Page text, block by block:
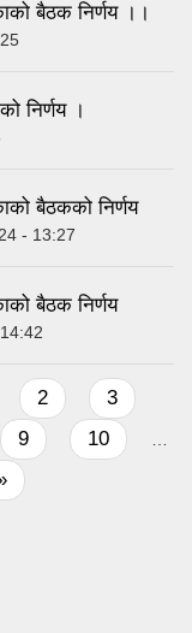
बैठक निर्णय ।।
निर्णय ।
बैठकको निर्णय
- 13:27
बैठक निर्णय
2
3
9 10